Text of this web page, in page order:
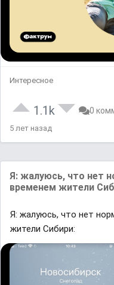
Интересное
1.1k 0
5 лет назад
Я: жалуюсь, что нет
временем жители
Я: жалуюсь, что нет
жители Сибири: